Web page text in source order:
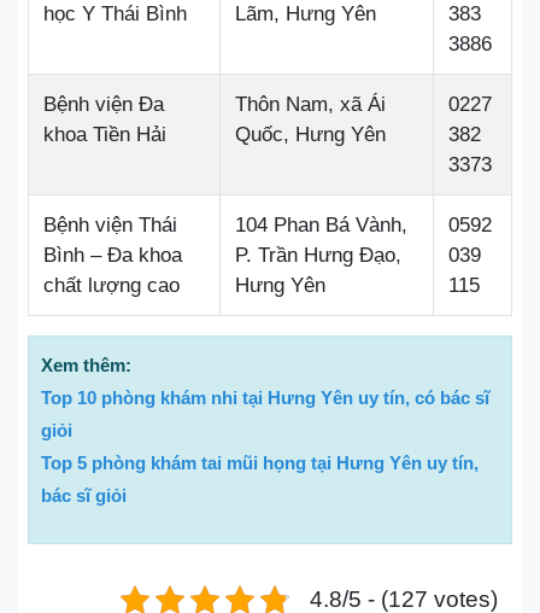
học Y Thái Bình
Lãm, Hưng Yên
383
3886
Bệnh viện Đa
khoa Tiền Hải
Thôn Nam, xã Ái
Quốc, Hưng Yên
0227
382
3373
Bệnh viện Thái
Bình – Đa khoa
chất lượng cao
104 Phan Bá Vành,
P. Trần Hưng Đạo,
Hưng Yên
0592
039
115
Xem thêm:
Top 10 phòng khám nhi tại Hưng Yên uy tín, có bác sĩ
giỏi
Top 5 phòng khám tai mũi họng tại Hưng Yên uy tín,
bác sĩ giỏi
4.8/5 - (127 votes)